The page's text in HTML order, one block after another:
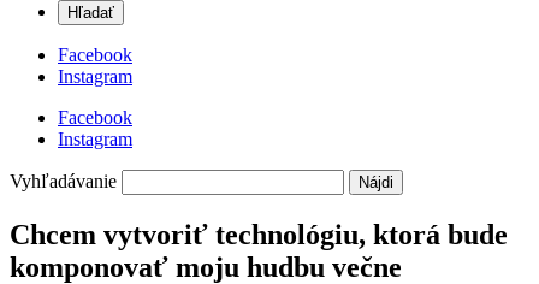
Hľadať
Facebook
Instagram
Facebook
Instagram
Vyhľadávanie
Chcem vytvoriť technológiu, ktorá bude
komponovať moju hudbu večne